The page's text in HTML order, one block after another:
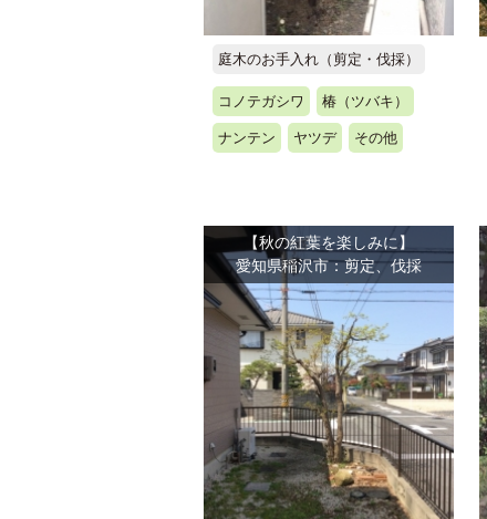
庭木のお手入れ（剪定・伐採）
コノテガシワ 椿（ツバキ）
ナンテン ヤツデ その他
【秋の紅葉を楽しみに】
愛知県稲沢市：剪定、伐採